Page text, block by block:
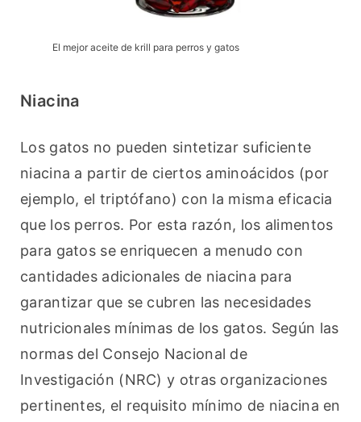
El mejor aceite de krill para perros y gatos
Niacina
Los gatos no pueden sintetizar suficiente
niacina a partir de ciertos aminoácidos (por
ejemplo, el triptófano) con la misma eficacia
que los perros. Por esta razón, los alimentos
para gatos se enriquecen a menudo con
cantidades adicionales de niacina para
garantizar que se cubren las necesidades
nutricionales mínimas de los gatos. Según las
normas del Consejo Nacional de
Investigación (NRC) y otras organizaciones
pertinentes, el requisito mínimo de niacina en